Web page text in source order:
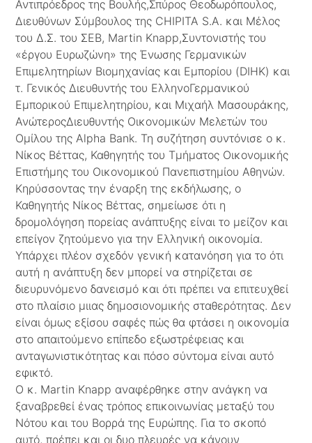
Αντιπρόεδρος της Βουλής,Σπύρος Θεοδωρόπουλος,
Διευθύνων Σύμβουλος της CHIPITA S.A. και Μέλος
του Δ.Σ. του ΣΕΒ, Martin Knapp,Συντονιστής του
«έργου Ευρωζώνη» της Ένωσης Γερμανικών
Επιμελητηρίων Βιομηχανίας και Εμπορίου (DIHK) και
τ. Γενικός Διευθυντής του ΕλληνοΓερμανικού
Εμπορικού Επιμελητηρίου, και Μιχαήλ Μασουράκης,
ΑνώτεροςΔιευθυντής Οικονομικών Μελετών του
Ομίλου της Alpha Bank. Τη συζήτηση συντόνισε ο κ.
Νίκος Βέττας, Καθηγητής του Τμήματος Οικονομικής
Επιστήμης του Οικονομικού Πανεπιστημίου Αθηνών.
Κηρύσσοντας την έναρξη της εκδήλωσης, ο
Καθηγητής Νίκος Βέττας, σημείωσε ότι η
δρομολόγηση πορείας ανάπτυξης είναι το μείζον και
επείγον ζητούμενο για την Ελληνική οικονομία.
Υπάρχει πλέον σχεδόν γενική κατανόηση για το ότι
αυτή η ανάπτυξη δεν μπορεί να στηρίζεται σε
διευρυνόμενο δανεισμό και ότι πρέπει να επιτευχθεί
στο πλαίσιο μιιας δημοσιονομικής σταθερότητας. Δεν
είναι όμως εξίσου σαφές πώς θα φτάσει η οικονομία
στο απαιτούμενο επίπεδο εξωστρέφειας και
ανταγωνιστικότητας και πόσο σύντομα είναι αυτό
εφικτό.
Ο κ. Martin Knapp αναφέρθηκε στην ανάγκη να
ξαναβρεθεί ένας τρόπος επικοινωνίας μεταξύ του
Νότου και του Βορρά της Ευρώπης. Για το σκοπό
αυτό, πρέπει και οι δυο πλευρές να κάνουν